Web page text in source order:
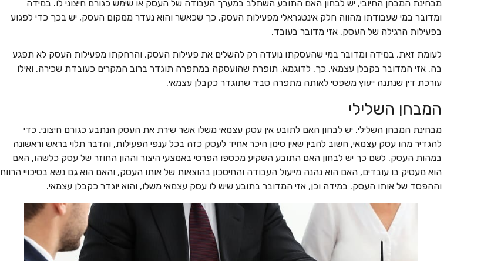
מבחינת המבחן החיובי, יש לבחון האם התובע השתלב במערך העבודה של העסק או שימש כגורם חיצוני לו. במידה
ומדובר במי שעבודתו מהווה חלק אינטגראלי מפעילות העסק, כך שכאשר והוא נעדר ממקום העסק, יש בכך כדי לפגוע
בפעילות הרגילה של העסק, אזי מדובר בעובד.
לעומת זאת, במידה ומדובר במי שהעסקתו נועדה רק להשלים את פעילות העסק, והרחקתו מפעילות העסק לא תפגע
בה, אזי המדובר בקבלן עצמאי. כך, לדוגמא, תופרת שהועסקה במתפרה תוגדר ברוב המקרים כעובדת שכירה, ואילו
עורכת דין שנתנה ייעוץ משפטי לאותה מתפרה סביר שתוגדר כקבלן עצמאי.
המבחן השלילי
מבחינת המבחן השלילי, יש לבחון האם לתובע אין עסק עצמאי משלו אשר שירת את העסק הנתבע כגורם חיצוני. כדי
להגדיר מהו עסק עצמאי, חשוב להבין שאין סימן היכר אחיד לעסק כזה בכל ענפי הפעילות, והדבר תלוי בראש וראשונה
במהות העסק. לשם כך יש לבחון האם התובע השקיע מכספו הפרטי באמצעי היצור וההון החוזר של עסק כלשהו, האם
הוא מעסיק בו עובדים, האם הוא נהנה מייעול העבודה והחיסכון בהוצאות של אותו העסק, והאם הוא גם נשא בסיכויי הרווח
וההפסד של אותו העסק. במידה וכן, אזי המדובר בתובע שיש לו עסק עצמאי משלו, והוא יוגדר כקבלן עצמאי.